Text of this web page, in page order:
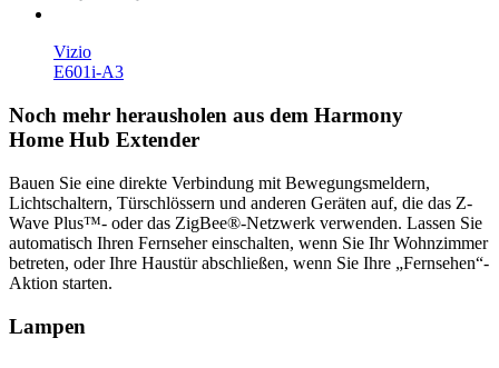
Vizio
E601i-A3
Noch mehr herausholen aus dem Harmony
Home Hub Extender
Bauen Sie eine direkte Verbindung mit Bewegungsmeldern,
Lichtschaltern, Türschlössern und anderen Geräten auf, die das Z-
Wave Plus™- oder das ZigBee®-Netzwerk verwenden. Lassen Sie
automatisch Ihren Fernseher einschalten, wenn Sie Ihr Wohnzimmer
betreten, oder Ihre Haustür abschließen, wenn Sie Ihre „Fernsehen“-
Aktion starten.
Lampen